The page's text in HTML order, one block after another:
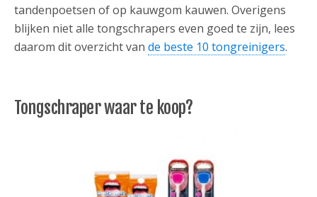
tandenpoetsen of op kauwgom kauwen. Overigens
blijken niet alle tongschrapers even goed te zijn, lees
daarom dit overzicht van de beste 10 tongreinigers.
Tongschraper waar te koop?